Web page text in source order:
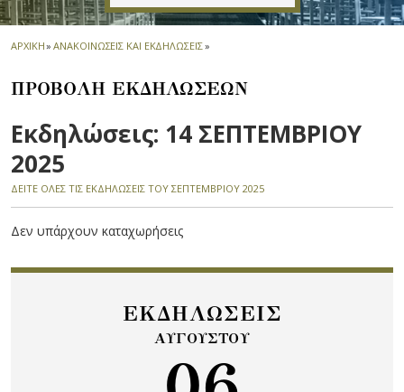
ΑΡΧΙΚΗ» ΑΝΑΚΟΙΝΩΣΕΙΣ ΚΑΙ ΕΚΔΗΛΩΣΕΙΣ»
ΠΡΟΒΟΛΗ ΕΚΔΗΛΩΣΕΩΝ
Εκδηλώσεις: 14 ΣΕΠΤΕΜΒΡΙΟΥ
2025
ΔΕΙΤΕ ΟΛΕΣ ΤΙΣ ΕΚΔΗΛΩΣΕΙΣ ΤΟΥ ΣΕΠΤΕΜΒΡΙΟΥ 2025
Δεν υπάρχουν καταχωρήσεις
ΕΚΔΗΛΩΣΕΙΣ
ΑΥΓΟΥΣΤΟΥ